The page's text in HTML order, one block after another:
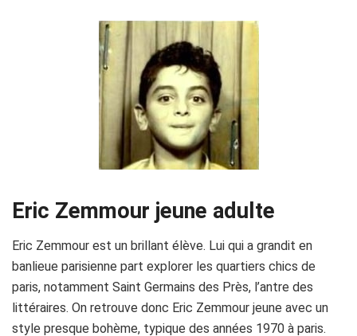
Eric Zemmour jeune adulte
Eric Zemmour est un brillant élève. Lui qui a grandit en
banlieue parisienne part explorer les quartiers chics de
paris, notamment Saint Germains des Près, l’antre des
littéraires. On retrouve donc Eric Zemmour jeune avec un
style presque bohème, typique des années 1970 à paris.